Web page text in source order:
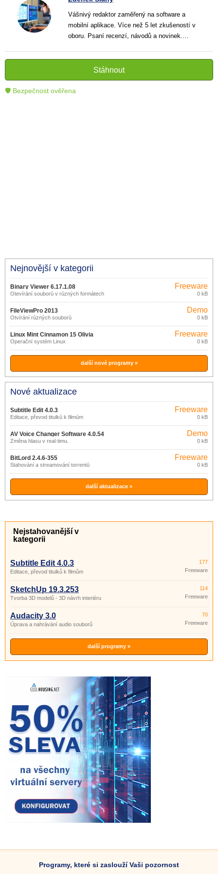
Vášnivý redaktor zaměřený na software a
mobilní aplikace. Více než 5 let zkušeností v
oboru. Psaní recenzí, návodů a novinek.
pomáhají čtenářům lépe porozumět a využít
moderní technologie.
Stáhnout
🛡 Bezpečnost ověřena
Nejnovější v kategorii
Binary Viewer 6.17.1.08
Otevírání souborů v různých formátech
Freeware
0 kB
FileViewPro 2013
Otvírání různých souborů
Demo
0 kB
Linux Mint Cinnamon 15 Olivia
Operační systém Linux
Freeware
0 kB
další nové programy »
Nové aktualizace
Subtitle Edit 4.0.3
Editace, převod titulků k filmům
Freeware
0 kB
AV Voice Changer Software 4.0.54
Změna hlasu v real-timu.
Demo
0 kB
BitLord 2.4.6-355
Stahování a streamování torrentů
Freeware
0 kB
další aktualizace »
Nejstahovanější v
kategorii
Subtitle Edit 4.0.3
Editace, převod titulků k filmům
177
Freeware
SketchUp 19.3.253
Tvorba 3D modelů - 3D návrh interiéru
114
Freeware
Audacity 3.0
Úprava a nahrávání audio souborů
70
Freeware
další programy »
Programy, které si zaslouží Vaši pozornost